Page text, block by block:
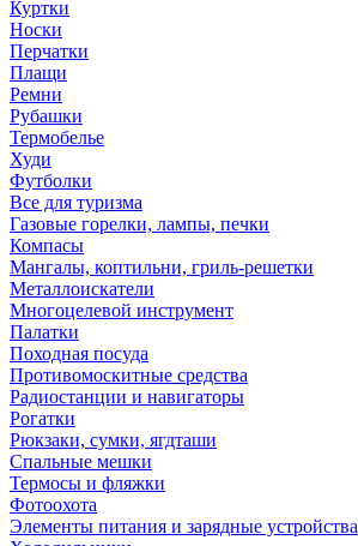
Куртки
Носки
Перчатки
Плащи
Ремни
Рубашки
Термобелье
Худи
Футболки
Все для туризма
Газовые горелки, лампы, печки
Компасы
Мангалы, коптильни, гриль-решетки
Металлоискатели
Многоцелевой инструмент
Палатки
Походная посуда
Противомоскитные средства
Радиостанции и навигаторы
Рогатки
Рюкзаки, сумки, ягдташи
Спальные мешки
Термосы и фляжки
Фотоохота
Элементы питания и зарядные устройства